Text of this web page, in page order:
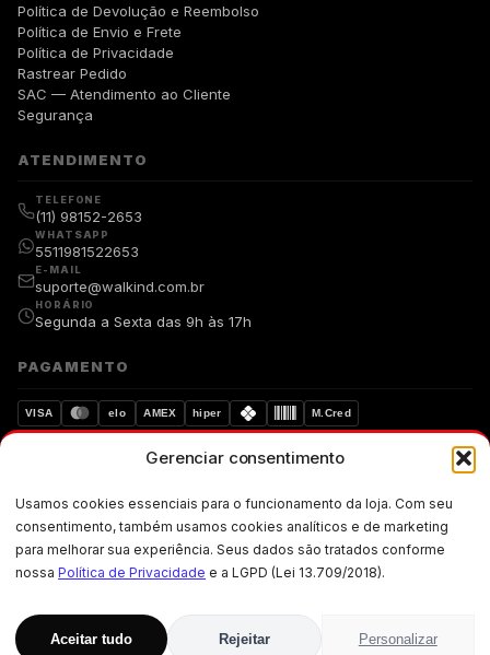
Gerenciar consentimento
Usamos cookies essenciais para o funcionamento da loja. Com seu
consentimento, também usamos cookies analíticos e de marketing
para melhorar sua experiência. Seus dados são tratados conforme
nossa Política de Privacidade e a LGPD (Lei 13.709/2018).
Aceitar tudo Rejeitar Personalizar
Política de Devolução e Reembolso
Política de Envio e Frete
Política de Privacidade
Rastrear Pedido
SAC — Atendimento ao Cliente
Segurança
ATENDIMENTO
TELEFONE
(11) 98152-2653
WHATSAPP
5511981522653
E-MAIL
suporte@walkind.com.br
HORÁRIO
Segunda a Sexta das 9h às 17h
PAGAMENTO
VISA elo AMEX hiper M.Cred
Dados protegidos
Walkind. Copyright © 2019-walkind.com.br Todos os direitos
reservados. Os preços, promoções, condições de pagamento, frete e
produtos são válidos exclusivamente para compras realizadas via
internet.